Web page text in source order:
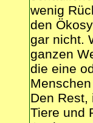
wenig
den
gar nicht.
ganzen
die eine
Den Rest,
Tiere und